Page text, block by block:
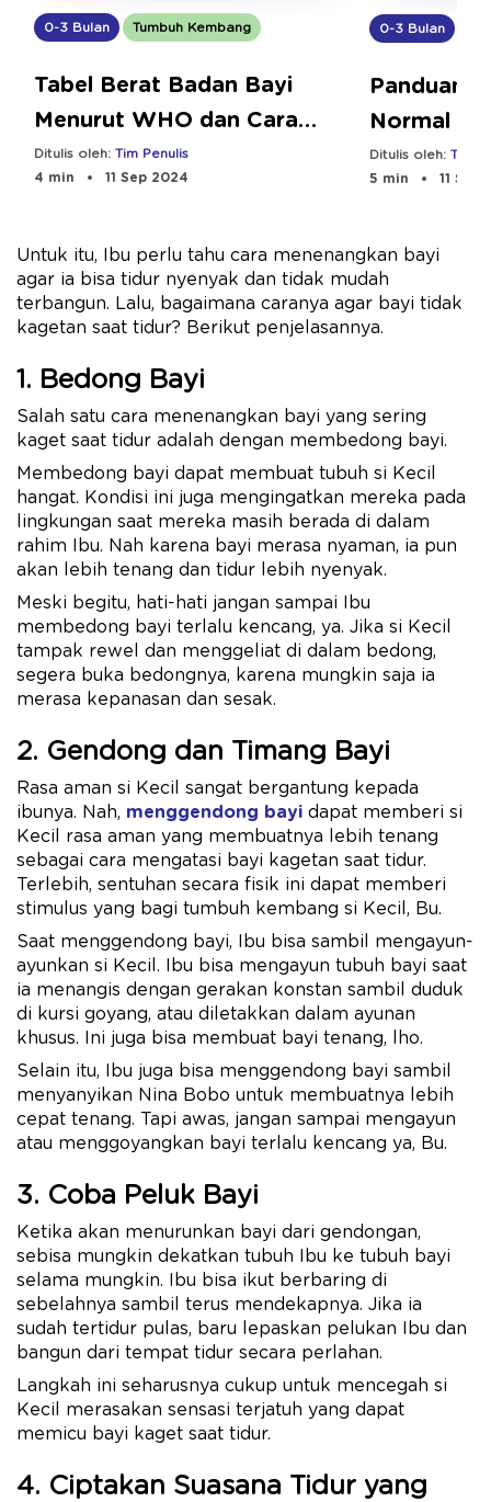
0-3 Bulan Tumbuh Kembang
Tabel Berat Badan Bayi
Menurut WHO dan Cara
agar Ideal
Ditulis oleh: Tim Penulis
4 min
11 Sep 2024
0-3 Bulan
Panduan
Normal
Ditulis oleh: Tim
5 min
11 Sep
Untuk itu, Ibu perlu tahu cara menenangkan bayi
agar ia bisa tidur nyenyak dan tidak mudah
terbangun. Lalu, bagaimana caranya agar bayi tidak
kagetan saat tidur? Berikut penjelasannya.
1. Bedong Bayi
Salah satu cara menenangkan bayi yang sering
kaget saat tidur adalah dengan membedong bayi.
Membedong bayi dapat membuat tubuh si Kecil
hangat. Kondisi ini juga mengingatkan mereka pada
lingkungan saat mereka masih berada di dalam
rahim Ibu. Nah karena bayi merasa nyaman, ia pun
akan lebih tenang dan tidur lebih nyenyak.
Meski begitu, hati-hati jangan sampai Ibu
membedong bayi terlalu kencang, ya. Jika si Kecil
tampak rewel dan menggeliat di dalam bedong,
segera buka bedongnya, karena mungkin saja ia
merasa kepanasan dan sesak.
2. Gendong dan Timang Bayi
Rasa aman si Kecil sangat bergantung kepada
ibunya. Nah, menggendong bayi dapat memberi si
Kecil rasa aman yang membuatnya lebih tenang
sebagai cara mengatasi bayi kagetan saat tidur.
Terlebih, sentuhan secara fisik ini dapat memberi
stimulus yang bagi tumbuh kembang si Kecil, Bu.
Saat menggendong bayi, Ibu bisa sambil mengayun-
ayunkan si Kecil. Ibu bisa mengayun tubuh bayi saat
ia menangis dengan gerakan konstan sambil duduk
di kursi goyang, atau diletakkan dalam ayunan
khusus. Ini juga bisa membuat bayi tenang, lho.
Selain itu, Ibu juga bisa menggendong bayi sambil
menyanyikan Nina Bobo untuk membuatnya lebih
cepat tenang. Tapi awas, jangan sampai mengayun
atau menggoyangkan bayi terlalu kencang ya, Bu.
3. Coba Peluk Bayi
Ketika akan menurunkan bayi dari gendongan,
sebisa mungkin dekatkan tubuh Ibu ke tubuh bayi
selama mungkin. Ibu bisa ikut berbaring di
sebelahnya sambil terus mendekapnya. Jika ia
sudah tertidur pulas, baru lepaskan pelukan Ibu dan
bangun dari tempat tidur secara perlahan.
Langkah ini seharusnya cukup untuk mencegah si
Kecil merasakan sensasi terjatuh yang dapat
memicu bayi kaget saat tidur.
4. Ciptakan Suasana Tidur yang